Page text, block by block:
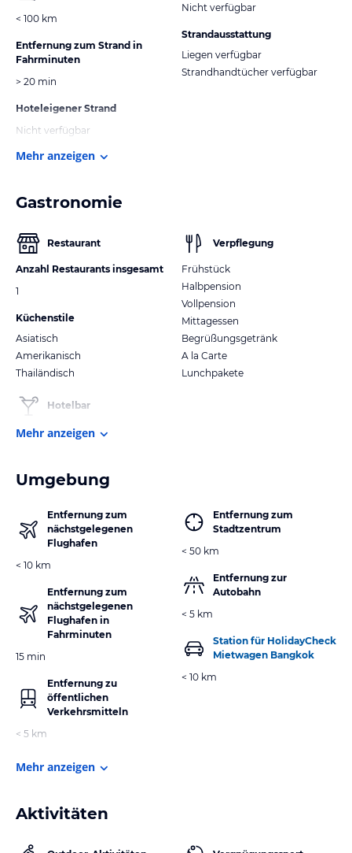
< 100 km
Entfernung zum Strand in
Fahrminuten
> 20 min
Hoteleigener Strand
Nicht verfügbar
Nicht verfügbar
Strandausstattung
Liegen verfügbar
Strandhandtücher verfügbar
Mehr anzeigen
Gastronomie
Restaurant
Anzahl Restaurants insgesamt
1
Küchenstile
Asiatisch
Amerikanisch
Thailändisch
Hotelbar
Verpflegung
Frühstück
Halbpension
Vollpension
Mittagessen
Begrüßungsgetränk
A la Carte
Lunchpakete
Mehr anzeigen
Umgebung
Entfernung zum
nächstgelegenen
Flughafen
< 10 km
Entfernung zum
nächstgelegenen
Flughafen in
Fahrminuten
15 min
Entfernung zu
öffentlichen
Verkehrsmitteln
< 5 km
Entfernung zum
Stadtzentrum
< 50 km
Entfernung zur
Autobahn
< 5 km
Station für HolidayCheck
Mietwagen Bangkok
< 10 km
Mehr anzeigen
Aktivitäten